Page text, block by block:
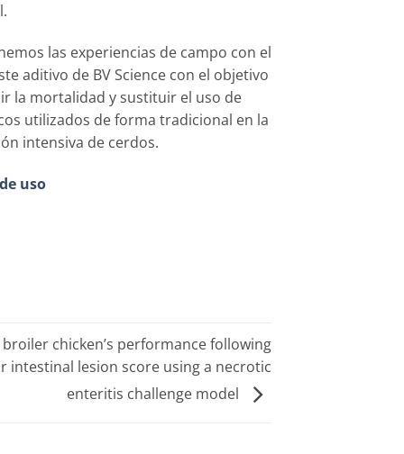
las experiencias de campo con el
aditivo de BV Science con el objetivo
la mortalidad y sustituir el uso de
utilizados de forma tradicional en la
intensiva de cerdos.
uso
chicken’s performance following
intestinal lesion score using a necrotic
enteritis challenge model